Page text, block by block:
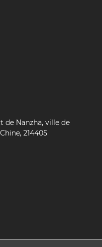
de Nanzha, ville de
214405